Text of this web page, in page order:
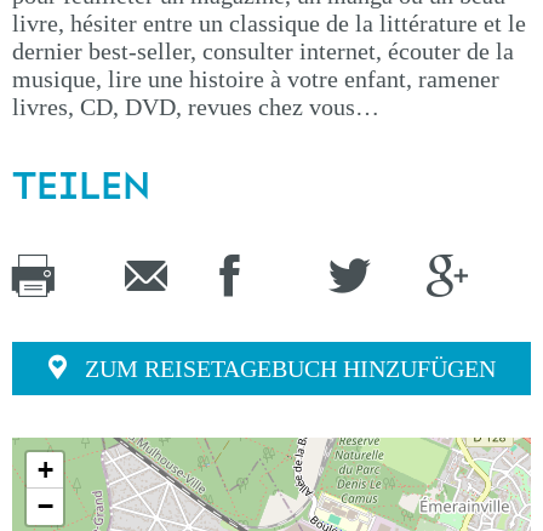
livre, hésiter entre un classique de la littérature et le
dernier best-seller, consulter internet, écouter de la
musique, lire une histoire à votre enfant, ramener
livres, CD, DVD, revues chez vous…
TEILEN
ZUM REISETAGEBUCH HINZUFÜGEN
+
−